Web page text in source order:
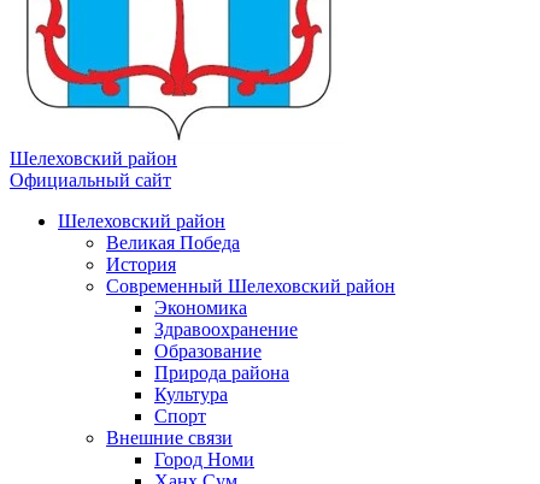
Шелеховский район
Официальный сайт
Шелеховский район
Великая Победа
История
Современный Шелеховский район
Экономика
Здравоохранение
Образование
Природа района
Культура
Спорт
Внешние связи
Город Номи